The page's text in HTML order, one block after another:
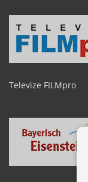
Televize FILMpro